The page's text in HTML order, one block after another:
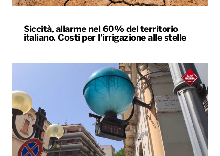
Siccità, allarme nel 60% del territorio
italiano. Costi per l’irrigazione alle stelle